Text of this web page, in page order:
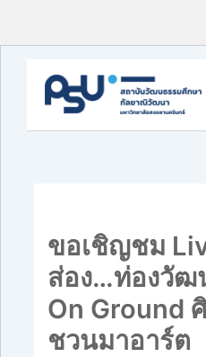
content
ขอเชิญชม
ส่อง…ท่องวัฒ
On Ground
ชวนมาอาร์ต